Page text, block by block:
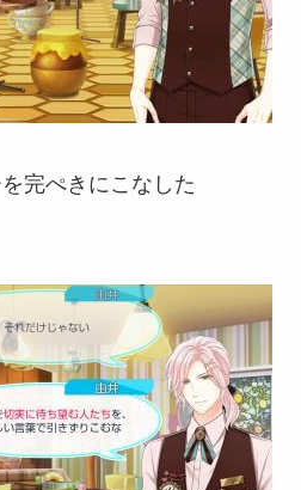
完ぺきにこなした